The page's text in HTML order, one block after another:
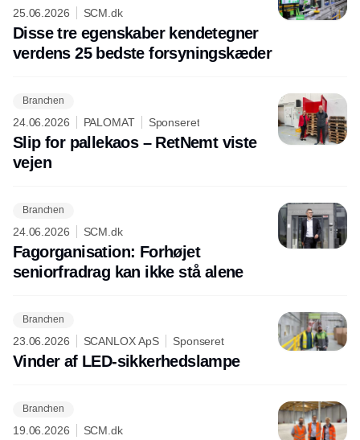
25.06.2026 SCM.dk
Disse tre egenskaber kendetegner
verdens 25 bedste forsyningskæder
Branchen
24.06.2026 PALOMAT Sponseret
Slip for pallekaos – RetNemt viste
vejen
Branchen
24.06.2026 SCM.dk
Fagorganisation: Forhøjet
seniorfradrag kan ikke stå alene
Branchen
23.06.2026 SCANLOX ApS Sponseret
Vinder af LED-sikkerhedslampe
Branchen
19.06.2026 SCM.dk